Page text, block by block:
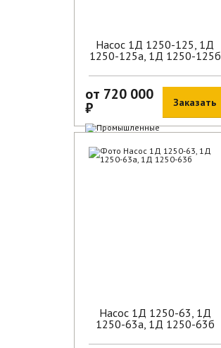
Насос 1Д 1250-125, 1Д
1250-125а, 1Д 1250-125б
от 720 000
₽ Заказать
Насос 1Д 1250-63, 1Д
1250-63а, 1Д 1250-63б